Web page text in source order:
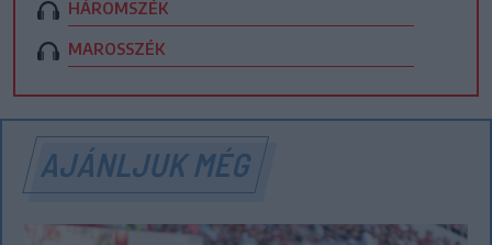
HÁROMSZÉK
MAROSSZÉK
AJÁNLJUK MÉG